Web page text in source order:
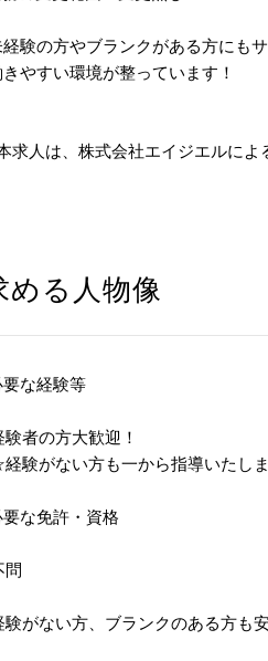
験の方やブランクがある方にも
やすい環境が整っています！
求人は、株式会社エイジエルによ
める人物像
な経験等
者の方大歓迎！
験がない方も一から指導いたし
な免許・資格
がない方、ブランクのある方も